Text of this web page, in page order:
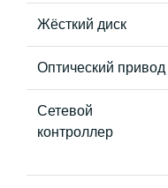
Жёсткий диск
Оптический привод
Сетевой
контроллер